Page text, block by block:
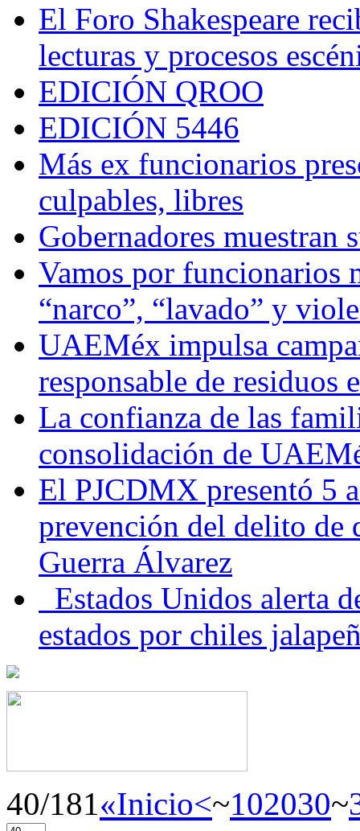
El Foro Shakespeare
lecturas y procesos
EDICIÓN QROO
EDICIÓN 5446
Más ex funcionarios
culpables, libres
Gobernadores muestran
Vamos por funcionarios
“narco”, “lavado” y
UAEMéx impulsa
responsable de residuos
La confianza de las
consolidación de
El PJCDMX presentó 5
prevención del delito de
Guerra Álvarez
Estados Unidos alerta
estados por chiles
40/181«Inicio<~102030~